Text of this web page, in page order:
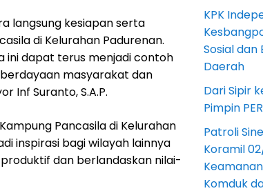
langsung kesiapan serta
di Kelurahan Padurenan.
ini dapat terus menjadi contoh
masyarakat dan
Inf Suranto, S.A.P.
Pancasila di Kelurahan
inspirasi bagi wilayah lainnya
dan berlandaskan nilai-
KPK
Sosial dan
Daerah
Dari Sipir
Pimpin
Patroli
Koramil
Komduk